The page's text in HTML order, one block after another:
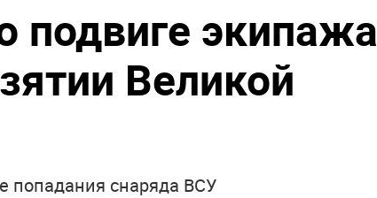
подвиге экипажа
Великой
попадания снаряда ВСУ